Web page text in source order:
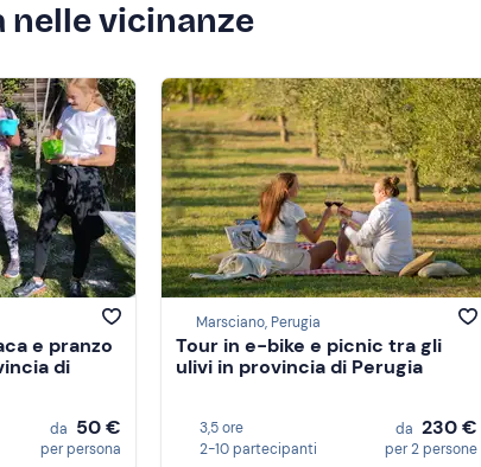
vicinanze
e pranzo
di
da 50 €
per persona
Marsciano, Perugia
Tour in e-bike e picnic tra gli
ulivi in provincia di Perugia
3,5 ore
2-10 partecipanti
da 230 €
per 2 persone